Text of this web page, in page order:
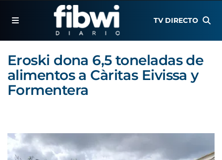
TV DIRECTO
Eroski dona 6,5 toneladas de
alimentos a Càritas Eivissa y
Formentera